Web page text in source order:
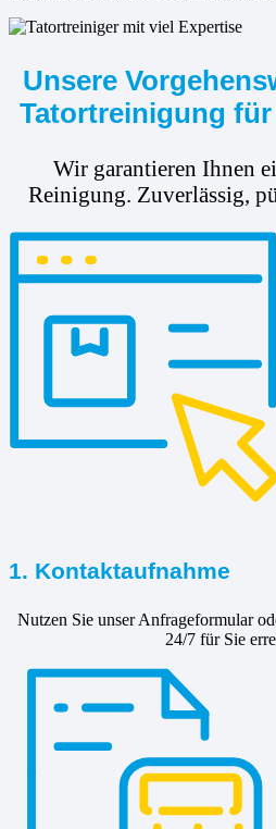
Unsere
Tatortreinigung
Wir garantieren Ihnen
Reinigung. Zuverlässig,
1. Kontaktaufnahme
Nutzen Sie unser Anfrageformular
24/7 für Sie